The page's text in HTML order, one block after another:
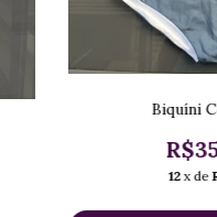
Biquíni
12 x de